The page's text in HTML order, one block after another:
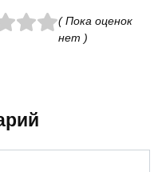
( Пока оценок
нет )